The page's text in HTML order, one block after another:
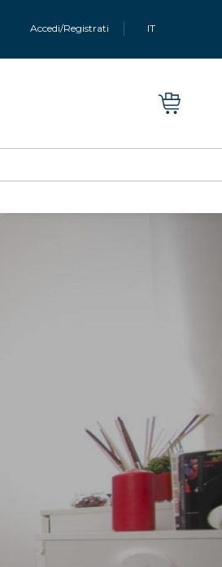
Accedi/Registrati IT